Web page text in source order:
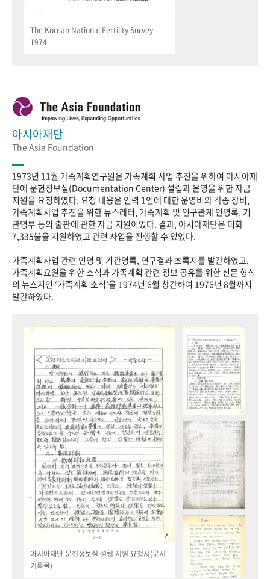
The Korean National Fertility Survey
1974
아시아재단
The Asia Foundation
1973년 11월 가족계획연구원은 가족계획 사업 추진을 위하여 아시아재
단에 문헌정보실(Documentation Center) 설립과 운영을 위한 자금
지원을 요청하였다. 요청 내용은 인력 1인에 대한 운영비와 각종 장비,
가족계획사업 추진을 위한 뉴스레터, 가족계획 및 인구관계 인명록, 기
관명부 등의 출판에 관한 자금 지원이었다. 결과, 아시아재단은 미화
7,335불을 지원하였고 관련 사업을 진행할 수 있었다.
가족계획사업 관련 인명 및 기관명록, 연구결과 초록지를 발간하였고,
가족계획요원을 위한 소식과 가족계획 관련 정보 공유를 위한 신문 형식
의 뉴스지인 ‘가족계획 소식’을 1974년 6월 창간하여 1976년 8월까지
발간하였다.
아시아재단 문헌정보실 설립 지원 요청서(문서
기록물)